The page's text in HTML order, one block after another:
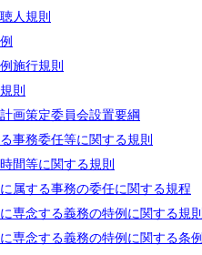
人規則
施行規則
則
画策定委員会設置要綱
事務委任等に関する規則
間等に関する規則
属する事務の委任に関する規程
専念する義務の特例に関する規則
専念する義務の特例に関する条例